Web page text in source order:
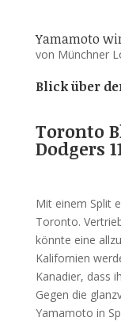
Yamamoto
von Münchner
Blick über
Toronto
Dodgers
Mit einem Split
Toronto.
könnte eine
Kalifornien
Kanadier, dass
Gegen die
Yamamoto in